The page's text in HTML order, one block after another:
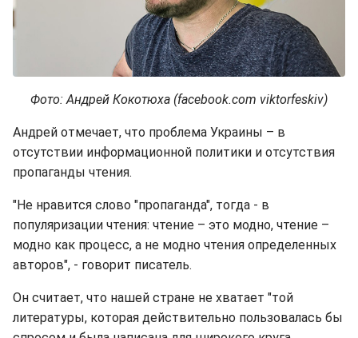
Фото: Андрей Кокотюха (facebook.com viktorfeskiv)
Андрей отмечает, что проблема Украины – в
отсутствии информационной политики и отсутствия
пропаганды чтения.
"Не нравится слово "пропаганда", тогда - в
популяризации чтения: чтение – это модно, чтение –
модно как процесс, а не модно чтения определенных
авторов", - говорит писатель.
Он считает, что нашей стране не хватает "той
литературы, которая действительно пользовалась бы